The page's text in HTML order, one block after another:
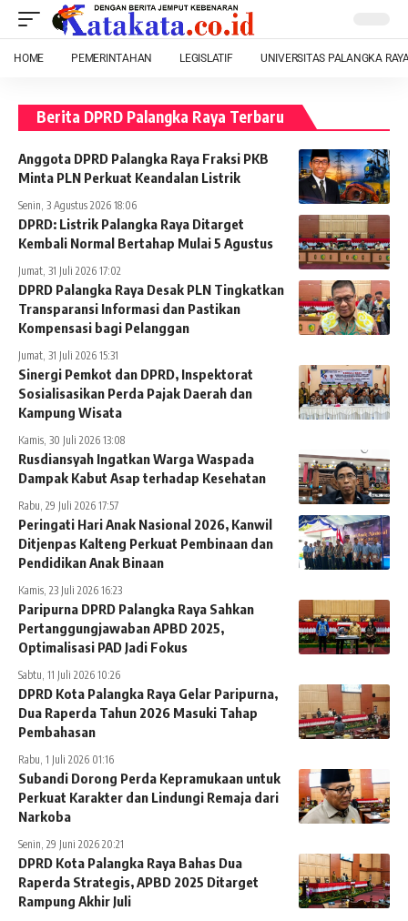
HOME PEMERINTAHAN LEGISLATIF UNIVERSITAS PALANGKA
Berita DPRD Palangka Raya Terbaru
Anggota DPRD Palangka Raya Fraksi PKB
Minta PLN Perkuat Keandalan Listrik
Senin, 3 Agustus 2026 18:06
DPRD: Listrik Palangka Raya Ditarget
Kembali Normal Bertahap Mulai 5 Agustus
Jumat, 31 Juli 2026 17:02
DPRD Palangka Raya Desak PLN Tingkatkan
Transparansi Informasi dan Pastikan
Kompensasi bagi Pelanggan
Jumat, 31 Juli 2026 15:31
Sinergi Pemkot dan DPRD, Inspektorat
Sosialisasikan Perda Pajak Daerah dan
Kampung Wisata
Kamis, 30 Juli 2026 13:08
Rusdiansyah Ingatkan Warga Waspada
Dampak Kabut Asap terhadap Kesehatan
Rabu, 29 Juli 2026 17:57
Peringati Hari Anak Nasional 2026, Kanwil
Ditjenpas Kalteng Perkuat Pembinaan dan
Pendidikan Anak Binaan
Kamis, 23 Juli 2026 16:23
Paripurna DPRD Palangka Raya Sahkan
Pertanggungjawaban APBD 2025,
Optimalisasi PAD Jadi Fokus
Sabtu, 11 Juli 2026 10:26
DPRD Kota Palangka Raya Gelar Paripurna,
Dua Raperda Tahun 2026 Masuki Tahap
Pembahasan
Rabu, 1 Juli 2026 01:16
Subandi Dorong Perda Kepramukaan untuk
Perkuat Karakter dan Lindungi Remaja dari
Narkoba
Senin, 29 Juni 2026 20:21
DPRD Kota Palangka Raya Bahas Dua
Raperda Strategis, APBD 2025 Ditarget
Rampung Akhir Juli